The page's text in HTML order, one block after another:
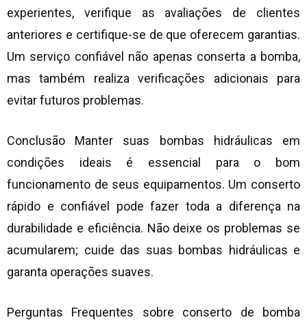
experientes, verifique as avaliações de clientes
anteriores e certifique-se de que oferecem garantias.
Um serviço confiável não apenas conserta a bomba,
mas também realiza verificações adicionais para
evitar futuros problemas.
Conclusão Manter suas bombas hidráulicas em
condições ideais é essencial para o bom
funcionamento de seus equipamentos. Um conserto
rápido e confiável pode fazer toda a diferença na
durabilidade e eficiência. Não deixe os problemas se
acumularem; cuide das suas bombas hidráulicas e
garanta operações suaves.
Perguntas Frequentes sobre conserto de bomba